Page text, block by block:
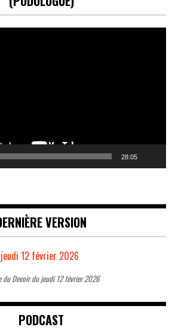
28:05
VERSION
du Devoir du jeudi 12 février 2026
PODCAST